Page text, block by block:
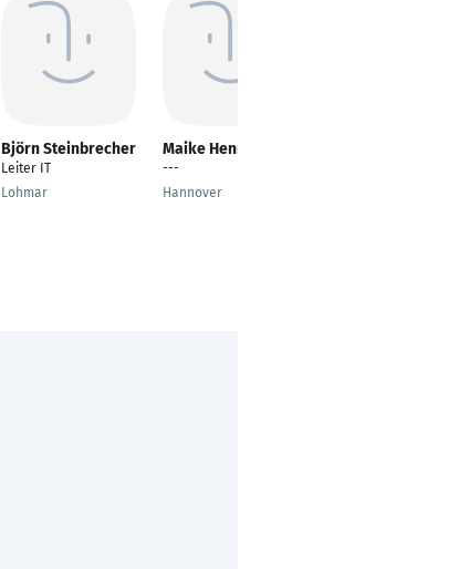
Björn Steinbrecher
Leiter IT
Lohmar
Maike Henningsen
---
Hannover